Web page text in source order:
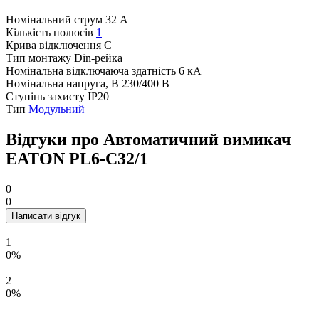
Номінальний струм 32 А
Кількість полюсів 1
Крива відключення C
Тип монтажу Din-рейка
Номінальна відключаюча здатність 6 кА
Номінальна напруга, В 230/400 В
Ступінь захисту IP20
Тип Модульний
Відгуки про Автоматичний вимикач
EATON PL6-C32/1
0
0
Написати відгук
1
0%
2
0%